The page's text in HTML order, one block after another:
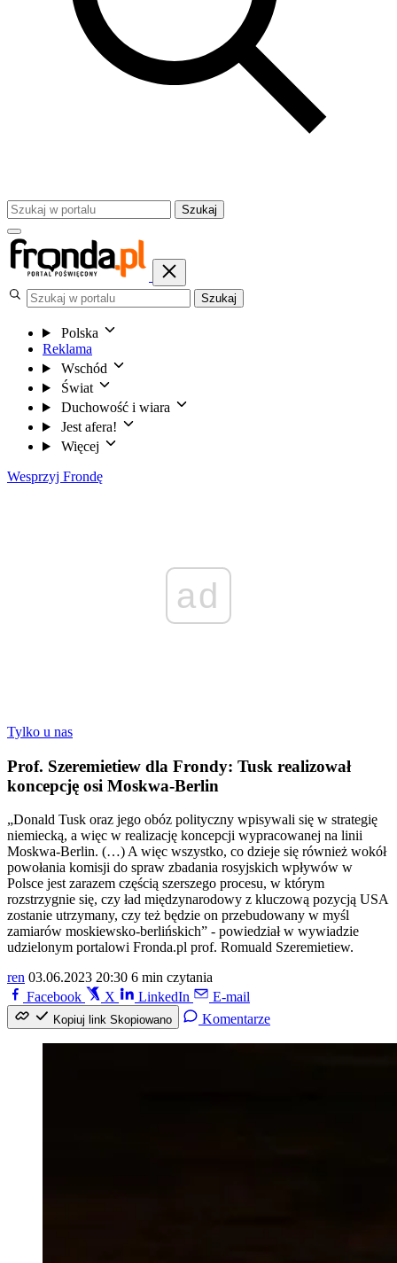
Szukaj
Szukaj
Polska
Reklama
Wschód
Świat
Duchowość i wiara
Jest afera!
Więcej
Wesprzyj Frondę
ad
Tylko u nas
Prof. Szeremietiew dla Frondy: Tusk realizował
koncepcję osi Moskwa-Berlin
„Donald Tusk oraz jego obóz polityczny wpisywali się w strategię
niemiecką, a więc w realizację koncepcji wypracowanej na linii
Moskwa-Berlin. (…) A więc wszystko, co dzieje się również wokół
powołania komisji do spraw zbadania rosyjskich wpływów w
Polsce jest zarazem częścią szerszego procesu, w którym
rozstrzygnie się, czy ład międzynarodowy z kluczową pozycją USA
zostanie utrzymany, czy też będzie on przebudowany w myśl
zamiarów moskiewsko-berlińskich” - powiedział w wywiadzie
udzielonym portalowi Fronda.pl prof. Romuald Szeremietiew.
ren 03.06.2023 20:30 6 min czytania
Facebook
X LinkedIn E-mail
Kopiuj link Skopiowano Komentarze